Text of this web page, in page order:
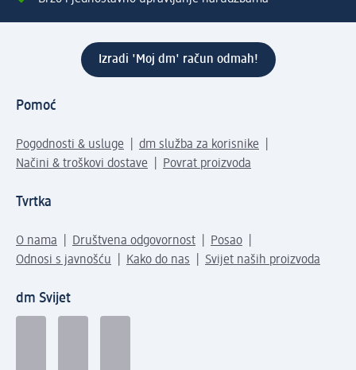
Izradi 'Moj dm' račun odmah!
Pomoć
Pogodnosti & usluge
dm služba za korisnike
Načini & troškovi dostave
Povrat proizvoda
Tvrtka
O nama Društvena odgovornost
Posao
Odnosi s javnošću
Kako do nas Svijet naših proizvoda
dm Svijet